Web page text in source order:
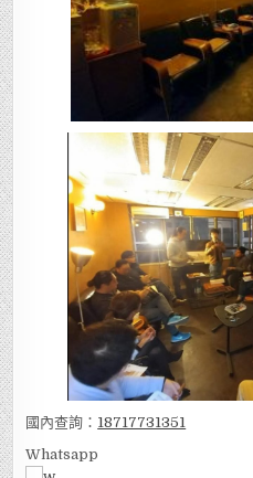
國內查詢： 18717731351
Whatsapp